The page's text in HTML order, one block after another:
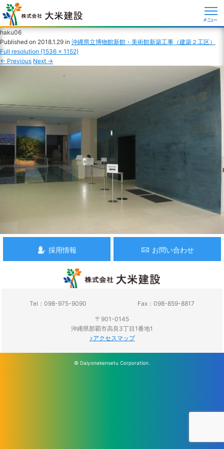
メニュー
haku06
Published on 2018.1.29 in 沖縄県立博物館新館・美術館新築工事（建築２工区）
Full resolution (1536 × 1152)
← Previous Next →
採用情報 お問い合わせ
Tel：098-975-9090 Fax：098-859-8817
〒901-0145
沖縄県那覇市高良3丁目1番地1
アクセスマップ
© Daiyonekensetu Corporation.